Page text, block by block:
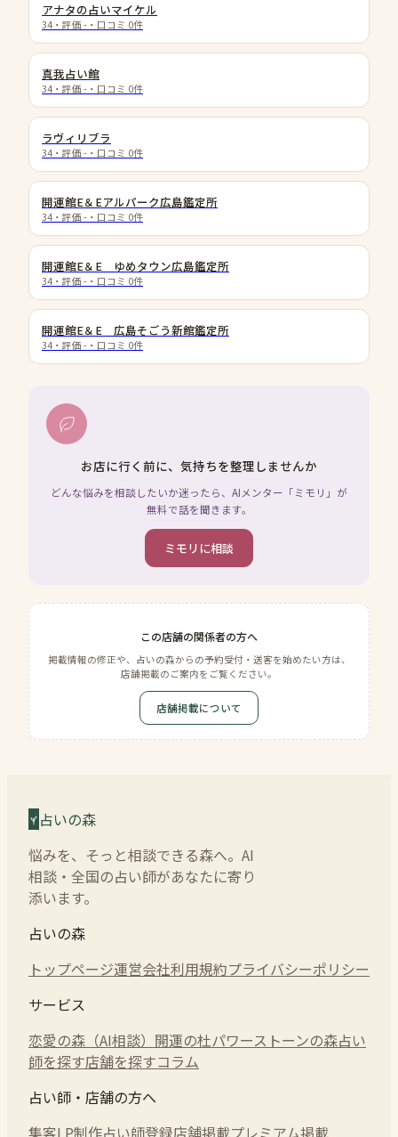
アナタの占いマイケル
34 ・評価 - ・口コミ 0件
真我占い館
34 ・評価 - ・口コミ 0件
ラヴィリブラ
34 ・評価 - ・口コミ 0件
開運館E＆Eアルパーク広島鑑定所
34 ・評価 - ・口コミ 0件
開運館E＆E ゆめタウン広島鑑定所
34 ・評価 - ・口コミ 0件
開運館E＆E 広島そごう新館鑑定所
34 ・評価 - ・口コミ 0件
お店に行く前に、気持ちを整理しませんか
どんな悩みを相談したいか迷ったら、AIメンター「ミモリ」が
無料で話を聞きます。
ミモリに相談
この店舗の関係者の方へ
掲載情報の修正や、占いの森からの予約受付・送客を始めたい方は、
店舗掲載のご案内をご覧ください。
店舗掲載について
占いの森
悩みを、そっと相談できる森へ。AI
相談・全国の占い師があなたに寄り
添います。
占いの森
トップページ運営会社利用規約プライバシーポリシー
サービス
恋愛の森（AI相談） 開運の杜パワーストーンの森占い
師を探す店舗を探すコラム
占い師・店舗の方へ
集客LP制作占い師登録店舗掲載プレミアム掲載